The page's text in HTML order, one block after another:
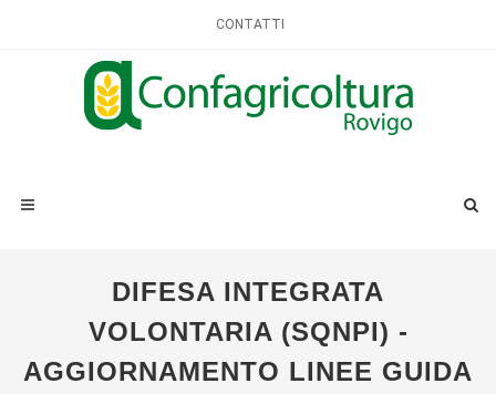
CONTATTI
DIFESA INTEGRATA
VOLONTARIA (SQNPI) -
AGGIORNAMENTO LINEE GUIDA